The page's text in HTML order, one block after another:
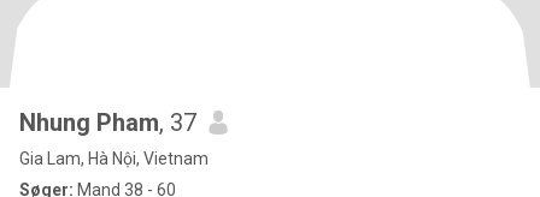
Nhung Pham, 37
Gia Lam, Hà Nội, Vietnam
Søger: Mand 38 - 60